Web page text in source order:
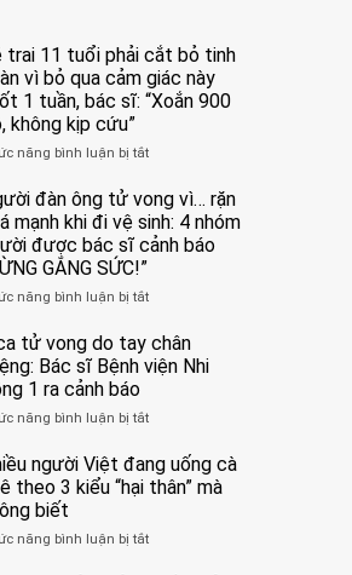
trai 11 tuổi phải cắt bỏ tinh
vì bỏ qua cảm giác này
1 tuần, bác sĩ: “Xoắn 900
không kịp cứu”
năng bình luận bị tắtở
trai
11
tuổi
phải
bỏ
hoàn
vì
bỏ
cảm
này
suốt
bác
đàn ông tử vong vì… rặn
mạnh khi đi vệ sinh: 4 nhóm
được bác sĩ cảnh báo
GẮNG SỨC!”
năng bình luận bị tắtở
đàn
ông
vì…
quá
mạnh
vệ
tử vong do tay chân
Bác sĩ Bệnh viện Nhi
1 ra cảnh báo
năng bình luận bị tắtở
ca
tử
tay
người Việt đang uống cà
theo 3 kiểu “hại thân” mà
biết
năng bình luận bị tắtở